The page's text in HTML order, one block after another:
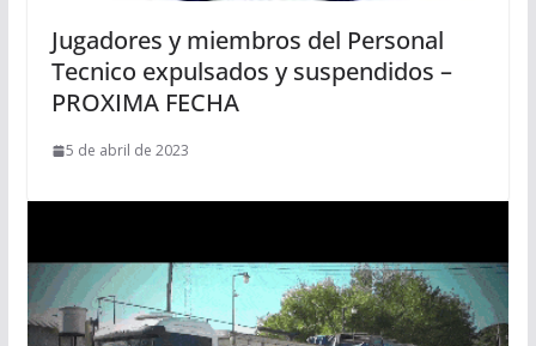
Jugadores y miembros del Personal
Tecnico expulsados y suspendidos –
PROXIMA FECHA
5 de abril de 2023